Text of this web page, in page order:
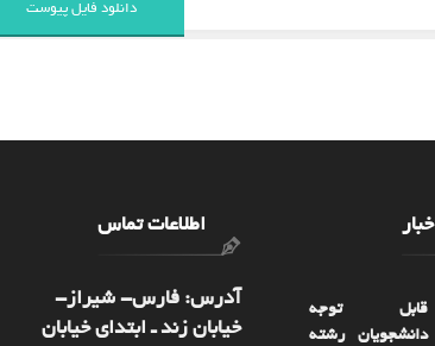
دانلود فایل پیوست
قابل توجه
دانشجویان رشته
اطلاعات تماس
آدرس: فارس- شيراز-
خیابان زند ـ ابتدای خیابان